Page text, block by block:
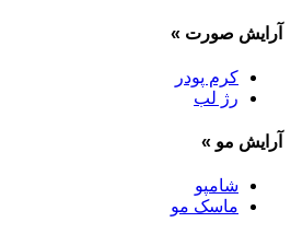
آرایش صورت »
کرم پودر
رژ لب
آرایش مو »
شامپو
ماسک مو